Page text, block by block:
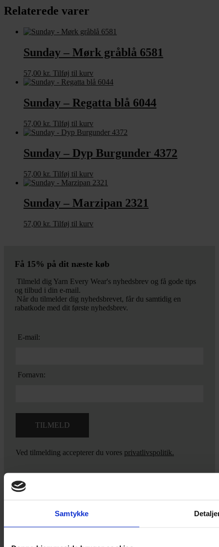
Samtykke
Relaterede varer
Sunday – Mørk gråblå 6581
57,00 kr. Tilføj til kurv
Sunday – Regatta blå 6044
57,00 kr. Tilføj til kurv
Sunday – Dyp Burgunder 4372
57,00 kr. Tilføj til kurv
Sunday – Marzipan 2321
57,00 kr. Tilføj til kurv
Få 15% på dit næste køb
Tilmeld dig Yarn Every Wear's nyhedsbrev og få gode tips
og tilbud i din e-mail.
Når du tilmelder dig nyhedsbrevet, får du samtidig en
rabatkode med dit første nyhedsbrev.
E-mail:
Fornavn:
Ved tilmelding accepterer du vores privatlivspolitik.